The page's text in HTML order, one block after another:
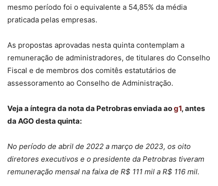
mesmo período foi o equivalente a 54,85% da média
praticada pelas empresas.
As propostas aprovadas nesta quinta contemplam a
remuneração de administradores, de titulares do Conselho
Fiscal e de membros dos comitês estatutários de
assessoramento ao Conselho de Administração.
Veja a íntegra da nota da Petrobras enviada aog1, antes
da AGO desta quinta:
No período de abril de 2022 a março de 2023, os oito
diretores executivos e o presidente da Petrobras tiveram
remuneração mensal na faixa de R$ 111 mil a R$ 116 mil.